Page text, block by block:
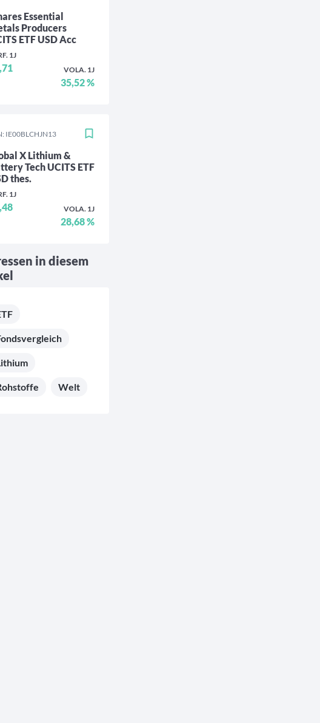
Essential
Producers
ETF USD Acc
1J
VOLA. 1J
35,52 %
IE00BLCHJN13
X Lithium &
Tech UCITS ETF
thes.
1J
VOLA. 1J
28,68 %
in diesem
Welt